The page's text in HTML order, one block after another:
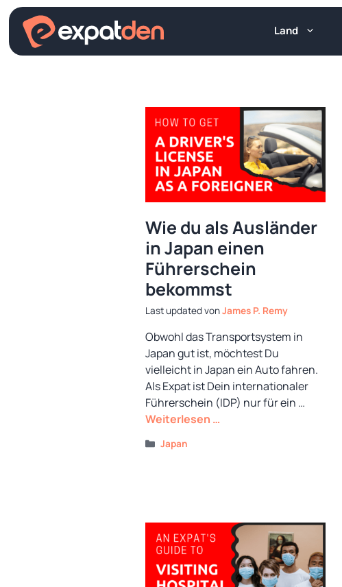
Zum
Inhalt
springen
Land
Wie du als Ausländer
in Japan einen
Führerschein
bekommst
vonJames P. Remy
Obwohl das Transportsystem in
Japan gut ist, möchtest Du
vielleicht in Japan ein Auto fahren.
Als Expat ist Dein internationaler
Führerschein (IDP) nur für ein …
Weiterlesen …
Kategorien
Japan